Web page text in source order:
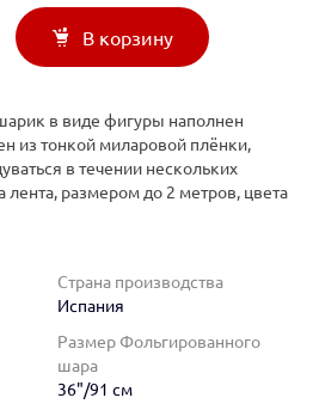
В корзину
в виде фигуры наполнен
из тонкой миларовой плёнки,
в течении нескольких
лента, размером до 2 метров, цвета
Страна производства
Испания
Размер Фольгированного
шара
36"/91 см